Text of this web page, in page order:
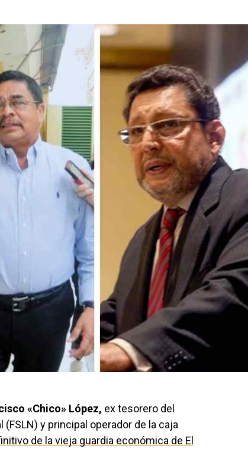
«Chico» López, ex tesorero del
y principal operador de la caja
de la vieja guardia económica de El